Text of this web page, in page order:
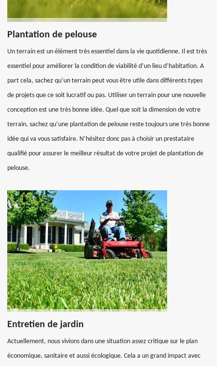
Plantation de pelouse
Un terrain est un élément très essentiel dans la vie quotidienne. Il est très
essentiel pour améliorer la condition de viabilité d’un lieu d’habitation. A
part cela, sachez qu’un terrain peut vous être utile dans différents types
de projets que ce soit lucratif ou pas. Utiliser un terrain pour une nouvelle
conception est une très bonne idée. Quel que soit la dimension de votre
terrain, sachez qu’une plantation de pelouse reste toujours une très bonne
idée qui va vous satisfaire. N’hésitez donc pas à choisir un prestataire
qualifié pour assurer le meilleur résultat de votre projet de plantation de
pelouse.
Entretien de jardin
Actuellement, nous vivions dans une situation assez critique sur le plan
économique, sanitaire et aussi écologique. Cela a un grand impact avec